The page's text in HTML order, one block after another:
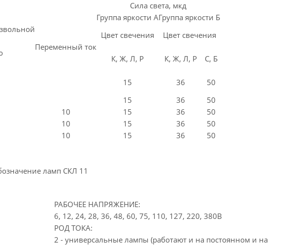
Сила света, мкд
Группа яркости АГруппа яркости Б
Переменный ток
Цвет свечения Цвет свечения
К, Ж, Л, Р К, Ж, Л, Р
С, Б
15 36
50
15 36
50
10 15 36
50
10 15 36
50
10 15 36 50
ламп СКЛ 11
РАБОЧЕЕ НАПРЯЖЕНИЕ:
6, 12, 24, 28, 36, 48, 60, 75, 110, 127, 220, 380В
РОД ТОКА:
2 - универсальные лампы (работают и на постоянном и на